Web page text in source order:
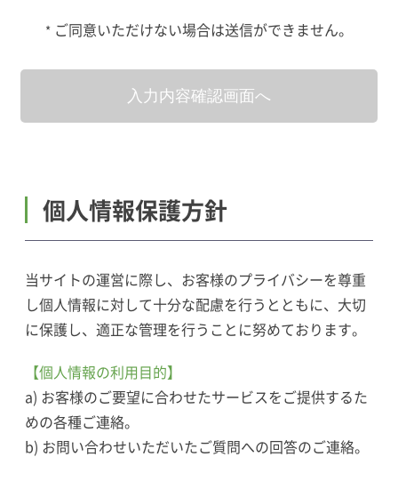
* ご同意いただけない場合は送信ができません。
個人情報保護方針
当サイトの運営に際し、お客様のプライバシーを尊重
し個人情報に対して十分な配慮を行うとともに、大切
に保護し、適正な管理を行うことに努めております。
【個人情報の利用目的】
a) お客様のご要望に合わせたサービスをご提供するた
めの各種ご連絡。
b) お問い合わせいただいたご質問への回答のご連絡。